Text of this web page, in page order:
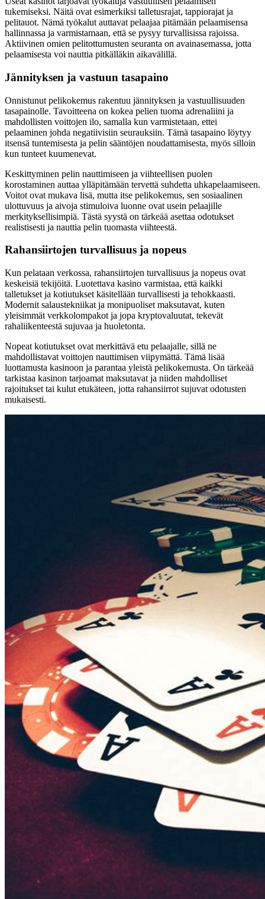
tukemiseksi. Näitä ovat esimerkiksi talletusrajat, tappiorajat ja
pelitauot. Nämä työkalut auttavat pelaajaa pitämään pelaamisensa
hallinnassa ja varmistamaan, että se pysyy turvallisissa rajoissa.
Aktiivinen omien pelitottumusten seuranta on avainasemassa, jotta
pelaamisesta voi nauttia pitkälläkin aikavälillä.
Jännityksen ja vastuun tasapaino
Onnistunut pelikokemus rakentuu jännityksen ja vastuullisuuden
tasapainolle. Tavoitteena on kokea pelien tuoma adrenaliini ja
mahdollisten voittojen ilo, samalla kun varmistetaan, ettei
pelaaminen johda negatiivisiin seurauksiin. Tämä tasapaino löytyy
itsensä tuntemisesta ja pelin sääntöjen noudattamisesta, myös silloin
kun tunteet kuumenevat.
Keskittyminen pelin nauttimiseen ja viihteellisen puolen
korostaminen auttaa ylläpitämään tervettä suhdetta uhkapelaamiseen.
Voitot ovat mukava lisä, mutta itse pelikokemus, sen sosiaalinen
ulottuvuus ja aivoja stimuloiva luonne ovat usein pelaajille
merkityksellisimpiä. Tästä syystä on tärkeää asettaa odotukset
realistisesti ja nauttia pelin tuomasta viihteestä.
Rahansiirtojen turvallisuus ja nopeus
Kun pelataan verkossa, rahansiirtojen turvallisuus ja nopeus ovat
keskeisiä tekijöitä. Luotettava kasino varmistaa, että kaikki
talletukset ja kotiutukset käsitellään turvallisesti ja tehokkaasti.
Modernit salaustekniikat ja monipuoliset maksutavat, kuten
yleisimmät verkkolompakot ja jopa kryptovaluutat, tekevät
rahaliikenteestä sujuvaa ja huoletonta.
Nopeat kotiutukset ovat merkittävä etu pelaajalle, sillä ne
mahdollistavat voittojen nauttimisen viipymättä. Tämä lisää
luottamusta kasinoon ja parantaa yleistä pelikokemusta. On tärkeää
tarkistaa kasinon tarjoamat maksutavat ja niiden mahdolliset
rajoitukset tai kulut etukäteen, jotta rahansiirrot sujuvat odotusten
mukaisesti.